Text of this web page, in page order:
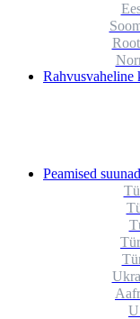
Rahvusvaheline
Peamised suunad